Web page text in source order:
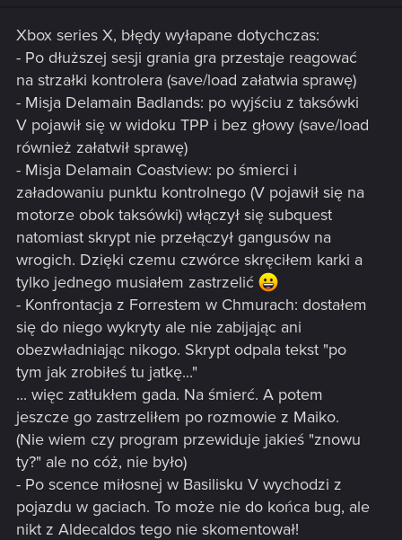
Xbox series X, błędy wyłapane dotychczas:
- Po dłuższej sesji grania gra przestaje reagować
na strzałki kontrolera (save/load załatwia sprawę)
- Misja Delamain Badlands: po wyjściu z taksówki
V pojawił się w widoku TPP i bez głowy (save/load
również załatwił sprawę)
- Misja Delamain Coastview: po śmierci i
załadowaniu punktu kontrolnego (V pojawił się na
motorze obok taksówki) włączył się subquest
natomiast skrypt nie przełączył gangusów na
wrogich. Dzięki czemu czwórce skręciłem karki a
tylko jednego musiałem zastrzelić
- Konfrontacja z Forrestem w Chmurach: dostałem
się do niego wykryty ale nie zabijając ani
obezwładniając nikogo. Skrypt odpala tekst "po
tym jak zrobiłeś tu jatkę..."
... więc zatłukłem gada. Na śmierć. A potem
jeszcze go zastrzeliłem po rozmowie z Maiko.
(Nie wiem czy program przewiduje jakieś "znowu
ty?" ale no cóż, nie było)
- Po scence miłosnej w Basilisku V wychodzi z
pojazdu w gaciach. To może nie do końca bug, ale
nikt z Aldecaldos tego nie skomentował!